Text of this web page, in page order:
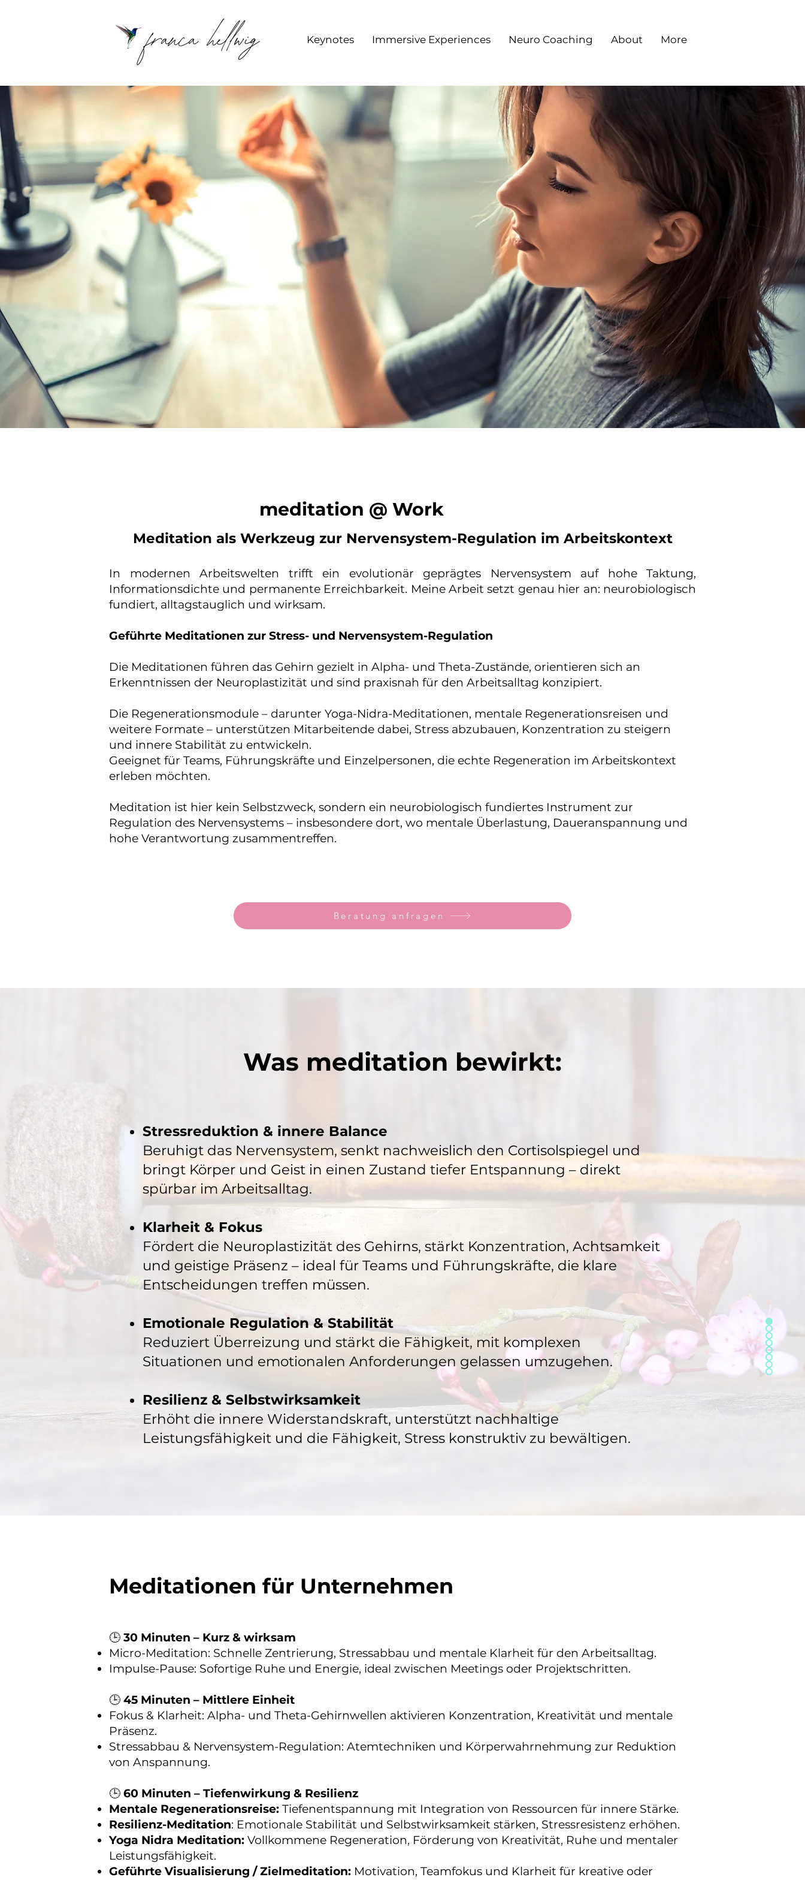
Keynotes Immersive Experiences Neuro Coaching About More
meditation @ Work
Meditation als Werkzeug zur Nervensystem-Regulation im Arbeitskontext
In modernen Arbeitswelten trifft ein evolutionär geprägtes Nervensystem auf hohe Taktung,
Informationsdichte und permanente Erreichbarkeit. Meine Arbeit setzt genau hier an: neurobiologisch
fundiert, alltagstauglich und wirksam.
Geführte Meditationen zur Stress- und Nervensystem-Regulation
Die Meditationen führen das Gehirn gezielt in Alpha- und Theta-Zustände, orientieren sich an
Erkenntnissen der Neuroplastizität und sind praxisnah für den Arbeitsalltag konzipiert.
Die Regenerationsmodule – darunter Yoga-Nidra-Meditationen, mentale Regenerationsreisen und
weitere Formate – unterstützen Mitarbeitende dabei, Stress abzubauen, Konzentration zu steigern
und innere Stabilität zu entwickeln.
Geeignet für Teams, Führungskräfte und Einzelpersonen, die echte Regeneration im Arbeitskontext
erleben möchten.
Meditation ist hier kein Selbstzweck, sondern ein neurobiologisch fundiertes Instrument zur
Regulation des Nervensystems – insbesondere dort, wo mentale Überlastung, Daueranspannung und
hohe Verantwortung zusammentreffen.
Beratung anfragen
Was meditation bewirkt:
Stressreduktion & innere Balance
Beruhigt das Nervensystem, senkt nachweislich den Cortisolspiegel und
bringt Körper und Geist in einen Zustand tiefer Entspannung – direkt
spürbar im Arbeitsalltag.
Klarheit & Fokus
Fördert die Neuroplastizität des Gehirns, stärkt Konzentration, Achtsamkeit
und geistige Präsenz – ideal für Teams und Führungskräfte, die klare
Entscheidungen treffen müssen.
Emotionale Regulation & Stabilität
Reduziert Überreizung und stärkt die Fähigkeit, mit komplexen
Situationen und emotionalen Anforderungen gelassen umzugehen.
Resilienz & Selbstwirksamkeit
Erhöht die innere Widerstandskraft, unterstützt nachhaltige
Leistungsfähigkeit und die Fähigkeit, Stress konstruktiv zu bewältigen.
Meditationen für Unternehmen
🕒 30 Minuten – Kurz & wirksam
Micro-Meditation: Schnelle Zentrierung, Stressabbau und mentale Klarheit für den Arbeitsalltag.
Impulse-Pause: Sofortige Ruhe und Energie, ideal zwischen Meetings oder Projektschritten.
🕒 45 Minuten – Mittlere Einheit
Fokus & Klarheit: Alpha- und Theta-Gehirnwellen aktivieren Konzentration, Kreativität und mentale
Präsenz.
Stressabbau & Nervensystem-Regulation: Atemtechniken und Körperwahrnehmung zur Reduktion
von Anspannung.
🕒 60 Minuten – Tiefenwirkung & Resilienz
Mentale Regenerationsreise: Tiefenentspannung mit Integration von Ressourcen für innere Stärke.
Resilienz-Meditation: Emotionale Stabilität und Selbstwirksamkeit stärken, Stressresistenz erhöhen.
Yoga Nidra Meditation: Vollkommene Regeneration, Förderung von Kreativität, Ruhe und mentaler
Leistungsfähigkeit.
Geführte Visualisierung / Zielmeditation: Motivation, Teamfokus und Klarheit für kreative oder